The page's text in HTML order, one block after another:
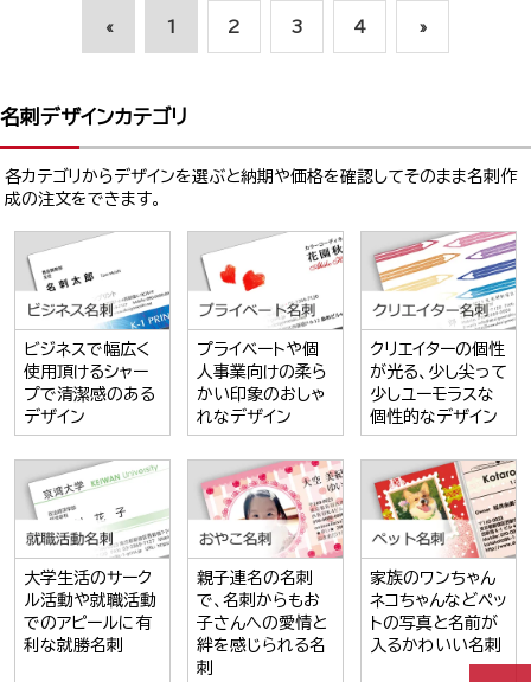
« 1 2 3 4 »
名刺デザインカテゴリ
各カテゴリからデザインを選ぶと納期や価格を確認してそのまま名刺作
成の注文をできます。
ビジネスで幅広く
使用頂けるシャー
プで清潔感のある
デザイン
プライベートや個
人事業向けの柔ら
かい印象のおしゃ
れなデザイン
クリエイターの個性
が光る、少し尖って
少しユーモラスな
個性的なデザイン
大学生活のサーク
ル活動や就職活動
でのアピールに有
利な就勝名刺
親子連名の名刺
で、名刺からもお
子さんへの愛情と
絆を感じられる名
刺
家族のワンちゃん
ネコちゃんなどペッ
トの写真と名前が
入るかわいい名刺